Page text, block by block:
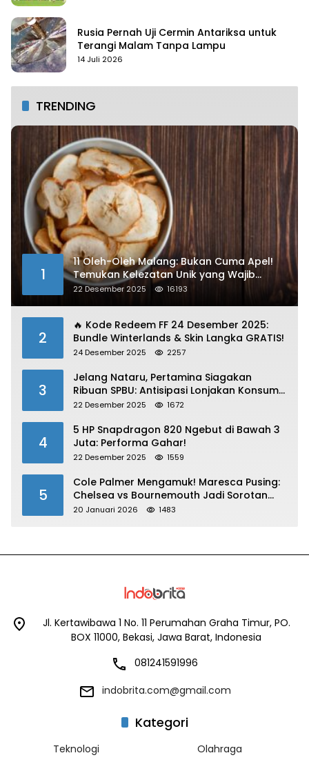
Rusia Pernah Uji Cermin Antariksa untuk
Terangi Malam Tanpa Lampu
14 Juli 2026
TRENDING
1
11 Oleh-Oleh Malang: Bukan Cuma Apel!
Temukan Kelezatan Unik yang Wajib
Dibawa
22 Desember 2025 16193
2
🔥 Kode Redeem FF 24 Desember 2025:
Bundle Winterlands & Skin Langka GRATIS!
24 Desember 2025 2257
3
Jelang Nataru, Pertamina Siagakan
Ribuan SPBU: Antisipasi Lonjakan Konsumsi
BBM dan LPG!
22 Desember 2025 1672
4
5 HP Snapdragon 820 Ngebut di Bawah 3
Juta: Performa Gahar!
22 Desember 2025 1559
5
Cole Palmer Mengamuk! Maresca Pusing:
Chelsea vs Bournemouth Jadi Sorotan
Utama
20 Januari 2026 1483
Jl. Kertawibawa 1 No. 11 Perumahan Graha Timur, PO.
BOX 11000, Bekasi, Jawa Barat, Indonesia
081241591996
indobrita.com@gmail.com
Kategori
Teknologi
Olahraga